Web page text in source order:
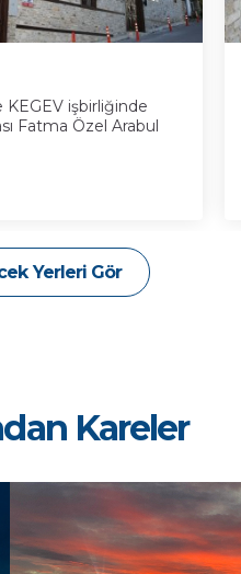
KEGEV işbirliğinde
Fatma Özel Arabul
Yerleri Gör
Kareler